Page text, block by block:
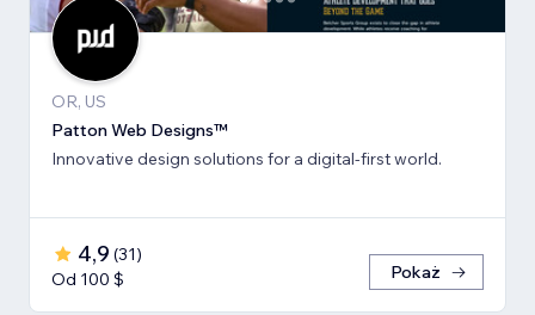
OR, US
Patton Web Designs™
Innovative design solutions for a digital-first world.
4,9 (31)
Od 100 $
Pokaż